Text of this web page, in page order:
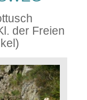
der Freien